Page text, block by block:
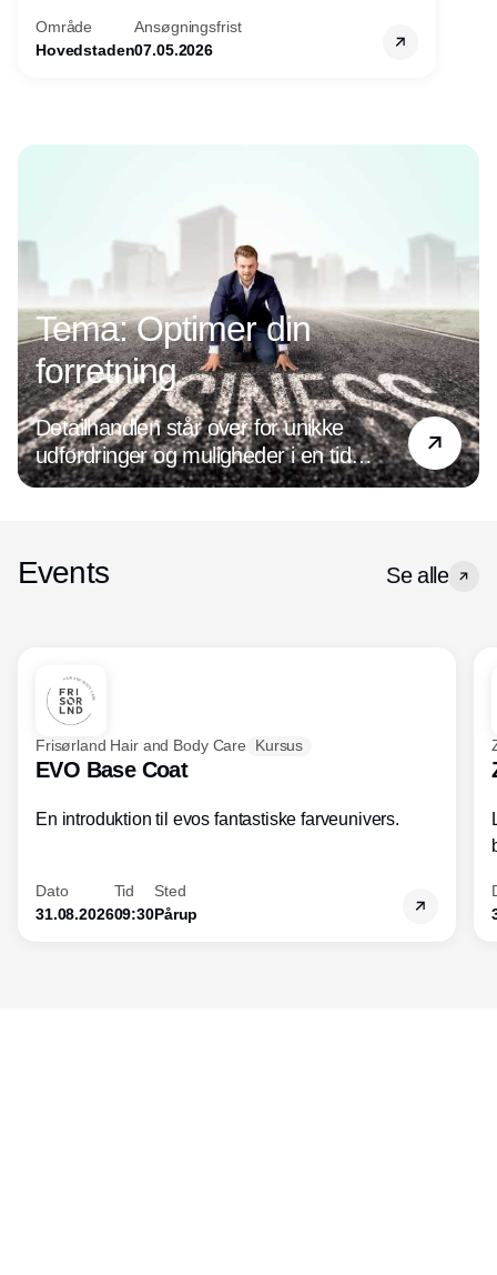
Område
Hovedstaden
Ansøgningsfrist
07.05.2026
Tema: Optimer din
forretning
Detailhandlen står over for unikke
udfordringer og muligheder i en tid
præget af digital transformation og
de nyeste tendenser og holde øje med
kundeoplevelsen, øges salget og
indtjeningen.
Events Se alle
Frisørland Hair and Body Care Kursus
EVO Base Coat
En introduktion til evos fantastiske farveunivers.
Dato
31.08.2026
Tid
09:30
Sted
Pårup